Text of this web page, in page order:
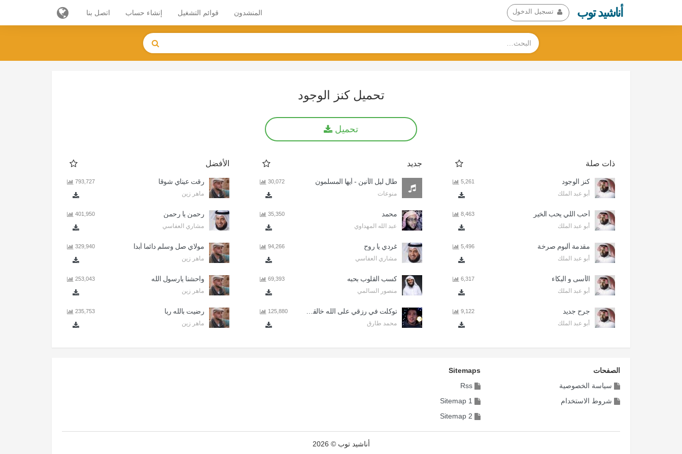
أناشيد توب تسجيل الدخول المنشدون قوائم التشغيل إنشاء حساب اتصل بنا
تحميل كنز الوجود
تحميل
ذات صلة
كنز الوجود
أبو عبد الملك
5,261
أحب اللي يحب الخير
أبو عبد الملك
8,463
مقدمة ألبوم صرخة
أبو عبد الملك
5,496
الأسى و البكاء
أبو عبد الملك
6,317
جرح جديد
أبو عبد الملك
9,122
جديد
طال ليل الأنين - أيها المسلمون
منوعات
30,072
محمد
عبد الله المهداوي
35,350
غردي يا روح
مشاري العفاسي
94,266
كسب القلوب بحبه
منصور السالمي
69,393
محمد طارق
125,880
الأفضل
رقت عيناي شوقا
ماهر زين
793,727
رحمن يا رحمن
مشاري العفاسي
401,950
مولاي صل وسلم دائما أبدا
ماهر زين
329,940
واحشنا يارسول الله
ماهر زين
253,043
رضيت بالله ربا
ماهر زين
235,753
الصفحات
سياسة الخصوصية
شروط الاستخدام
Sitemaps
Rss
Sitemap 1
Sitemap 2
أناشيد توب © 2026